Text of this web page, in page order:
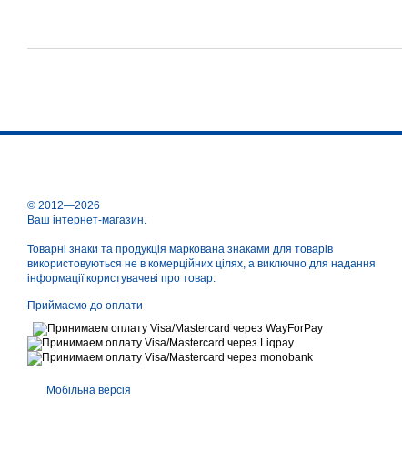
© 2012—2026
Ваш інтернет-магазин.
Товарні знаки та продукція маркована знаками для товарів
використовуються не в комерційних цілях, а виключно для надання
інформації користувачеві про товар.
Приймаємо до оплати
Мобільна версія